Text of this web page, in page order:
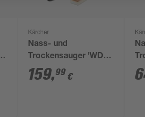
Kärcher
Nass- und
Trockensauger 'WD 5
V-25/5/22'
159,99 €